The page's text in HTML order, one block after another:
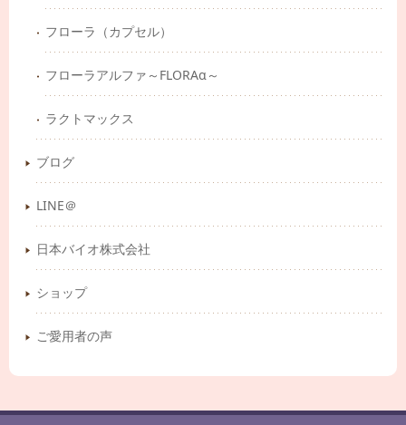
フローラ（カプセル）
フローラアルファ～FLORAα～
ラクトマックス
ブログ
LINE＠
日本バイオ株式会社
ショップ
ご愛用者の声